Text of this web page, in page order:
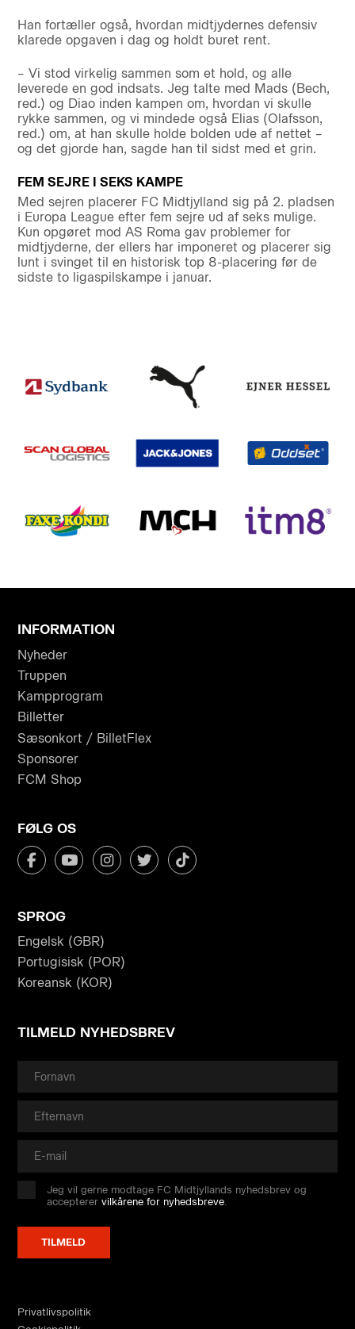
Han fortæller også, hvordan midtjydernes defensiv
klarede opgaven i dag og holdt buret rent.
– Vi stod virkelig sammen som et hold, og alle
leverede en god indsats. Jeg talte med Mads (Bech,
red.) og Diao inden kampen om, hvordan vi skulle
rykke sammen, og vi mindede også Elias (Olafsson,
red.) om, at han skulle holde bolden ude af nettet –
og det gjorde han, sagde han til sidst med et grin.
FEM SEJRE I SEKS KAMPE
Med sejren placerer FC Midtjylland sig på 2. pladsen
i Europa League efter fem sejre ud af seks mulige.
Kun opgøret mod AS Roma gav problemer for
midtjyderne, der ellers har imponeret og placerer sig
lunt i svinget til en historisk top 8-placering før de
sidste to ligaspilskampe i januar.
INFORMATION
Nyheder
Truppen
Kampprogram
Billetter
Sæsonkort / BilletFlex
Sponsorer
FCM Shop
FØLG OS
SPROG
Engelsk (GBR)
Portugisisk (POR)
Koreansk (KOR)
TILMELD NYHEDSBREV
Jeg vil gerne modtage FC Midtjyllands nyhedsbrev og
accepterervilkårene for nyhedsbreve
Privatlivspolitik